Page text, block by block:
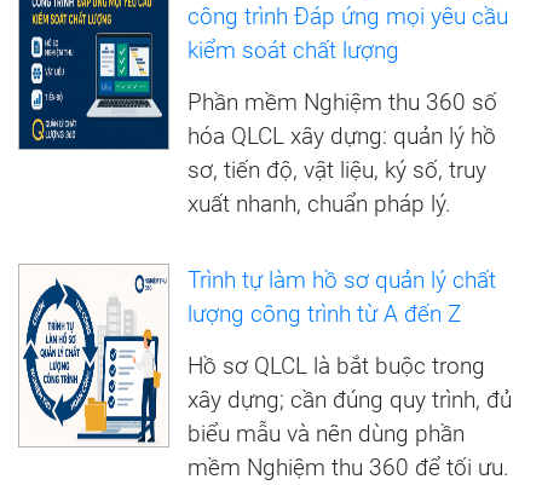
công trình Đáp ứng mọi yêu cầu
kiểm soát chất lượng
Phần mềm Nghiệm thu 360 số
hóa QLCL xây dựng: quản lý hồ
sơ, tiến độ, vật liệu, ký số, truy
xuất nhanh, chuẩn pháp lý.
Trình tự làm hồ sơ quản lý chất
lượng công trình từ A đến Z
Hồ sơ QLCL là bắt buộc trong
xây dựng; cần đúng quy trình, đủ
biểu mẫu và nên dùng phần
mềm Nghiệm thu 360 để tối ưu.